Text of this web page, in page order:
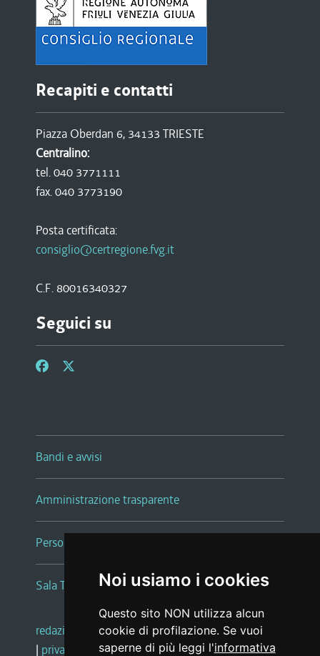
Noi usiamo i cookies
Questo sito NON utilizza alcun
cookie di profilazione. Se vuoi
saperne di più leggi l'informativa
Recapiti e contatti
Piazza Oberdan 6, 34133 TRIESTE
Centralino:
tel. 040 3771111
fax. 040 3773190
Posta certificata:
consiglio@certregione.fvg.it
C.F. 80016340327
Seguici su
Bandi e avvisi
Amministrazione trasparente
Persone e Uffici
Sala Tiziano Tessitori
redazione web |note legali |glossario
| privacy social media policy